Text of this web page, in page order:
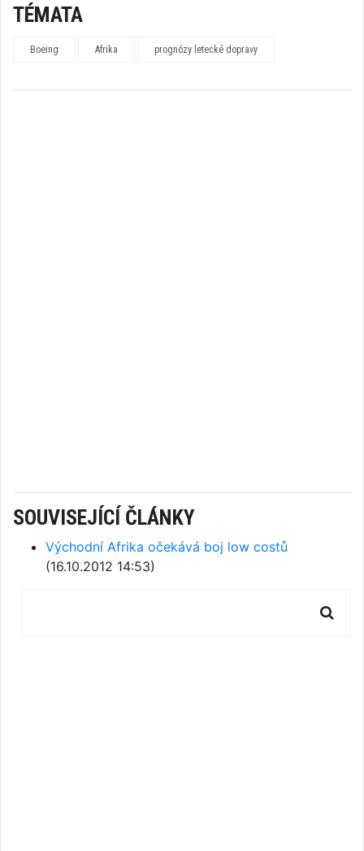
TÉMATA
Boeing Afrika prognózy letecké dopravy
SOUVISEJÍCÍ ČLÁNKY
Východní Afrika očekává boj low costů
(16.10.2012 14:53)